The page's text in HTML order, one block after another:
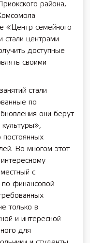
района,
«Центр семейного
стали центрами
доступные
своими
стали
по
они берут
постоянных
Во многом этот
с
финансовой
только в
и интересной
для